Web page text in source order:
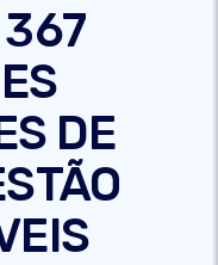
367
DE